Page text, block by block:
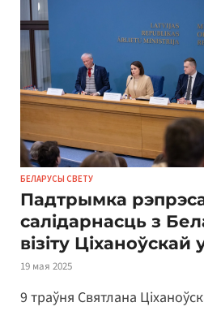
БЕЛАРУСЫ СВЕТУ
Падтрымка
салідарнасць з
візіту Ціханоўскай
19 мая 2025
9 траўня Святлана